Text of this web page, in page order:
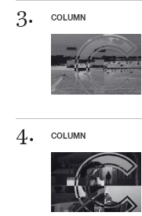
COLUMN
COLUMN